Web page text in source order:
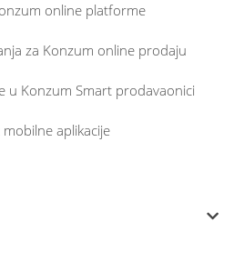
online platforme
za Konzum online prodaju
u Konzum Smart prodavaonici
aplikacije